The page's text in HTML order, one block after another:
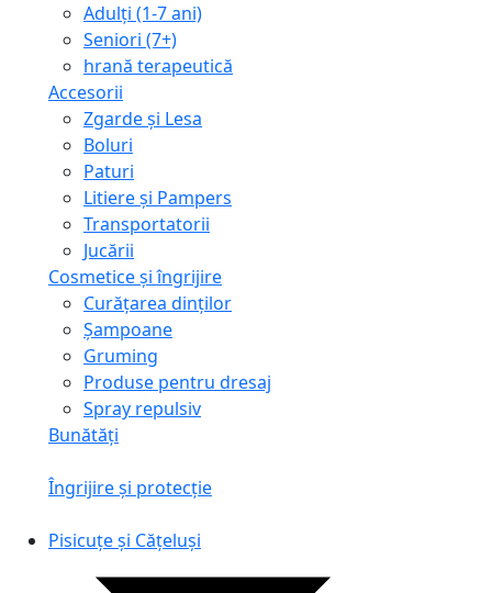
Adulți (1-7 ani)
Seniori (7+)
hrană terapeutică
Accesorii
Zgarde și Lesa
Boluri
Paturi
Litiere și Pampers
Transportatorii
Jucării
Cosmetice și îngrijire
Curățarea dinților
Șampoane
Gruming
Produse pentru dresaj
Spray repulsiv
Bunătăți
Îngrijire și protecție
Pisicuțe și Cățeluși